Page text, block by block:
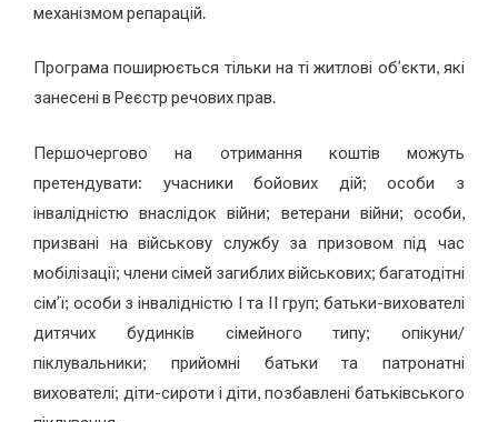
механізмом репарацій.
Програма поширюється тільки на ті житлові об’єкти, які
занесені в Реєстр речових прав.
Першочергово на отримання коштів можуть
претендувати: учасники бойових дій; особи з
інвалідністю внаслідок війни; ветерани війни; особи,
призвані на військову службу за призовом під час
мобілізації; члени сімей загиблих військових; багатодітні
сім’ї; особи з інвалідністю I та II груп; батьки-вихователі
дитячих будинків сімейного типу; опікуни/
піклувальники; прийомні батьки та патронатні
вихователі; діти-сироти і діти, позбавлені батьківського